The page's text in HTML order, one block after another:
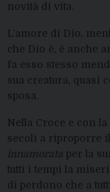
novità di vita.
L’amore di Dio,
che Dio è, è anche
fa esso stesso
sua creatura, quasi
sposa.
Nella Croce e con
secoli a riproporre
innamorata per la
tutti i tempi la
di perdono che a